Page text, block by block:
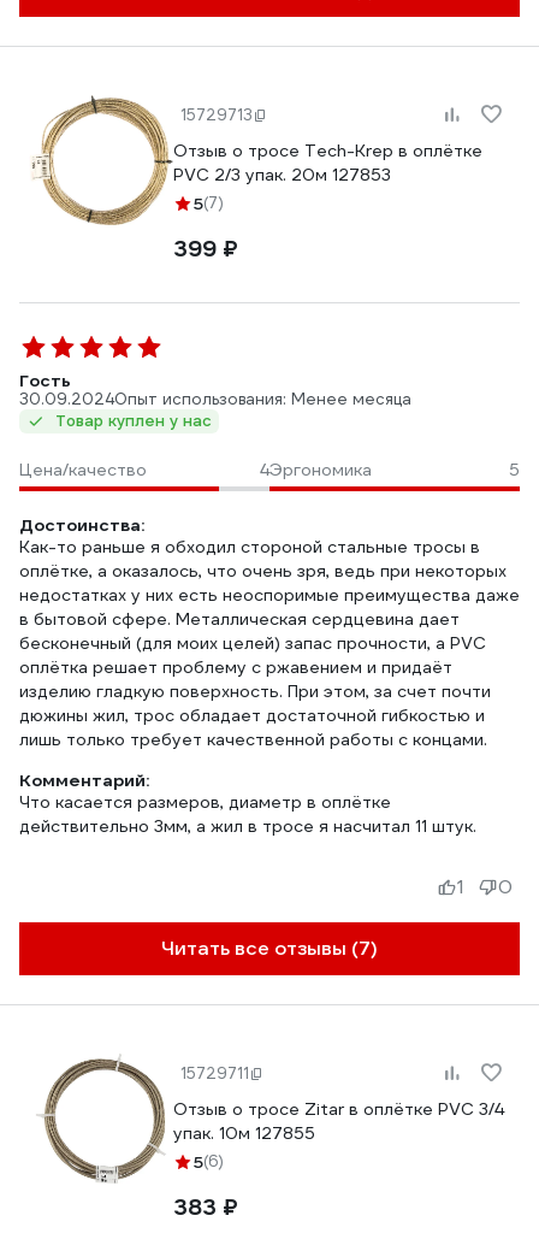
15729713
Отзыв о тросе Tech-Krep в оплётке
PVC 2/3 упак. 20м 127853
5(7)
399 ₽
Гость
30.09.2024Опыт использования: Менее месяца
Товар куплен у нас
Цена/качество 4Эргономика 5
Достоинства:
Как-то раньше я обходил стороной стальные тросы в
оплётке, а оказалось, что очень зря, ведь при некоторых
недостатках у них есть неоспоримые преимущества даже
в бытовой сфере. Металлическая сердцевина дает
бесконечный (для моих целей) запас прочности, а PVC
оплётка решает проблему с ржавением и придаёт
изделию гладкую поверхность. При этом, за счет почти
дюжины жил, трос обладает достаточной гибкостью и
лишь только требует качественной работы с концами.
Комментарий:
Что касается размеров, диаметр в оплётке
действительно 3мм, а жил в тросе я насчитал 11 штук.
Читать все отзывы (7)
1 0
15729711
Отзыв о тросе Zitar в оплётке PVC 3/4
упак. 10м 127855
5(6)
383 ₽